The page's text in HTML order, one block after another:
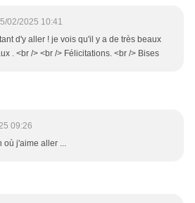
02/2025 10:41
d'y aller ! je vois qu'il y a de très beaux
. <br /> <br /> Félicitations. <br /> Bises
09:26
où j'aime aller ...